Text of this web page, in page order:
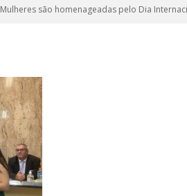
Mulheres são homenageadas pelo Dia